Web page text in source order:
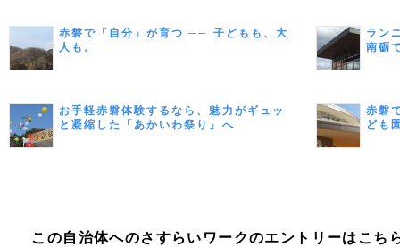
赤磐で「自分」が育つ ── 子どもも、大
人も。
ラン
南砺
お手軽赤磐体験するなら、魅力がギュッ
と凝縮した「あかいわ祭り」へ
赤磐
ども
この自治体へのさすらいワークのエントリーはこち